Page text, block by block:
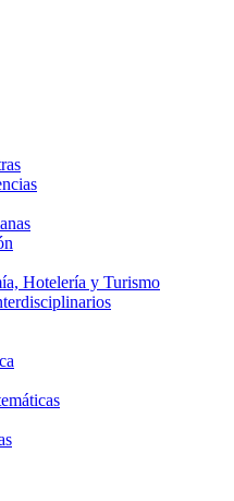
Hotelería y Turismo